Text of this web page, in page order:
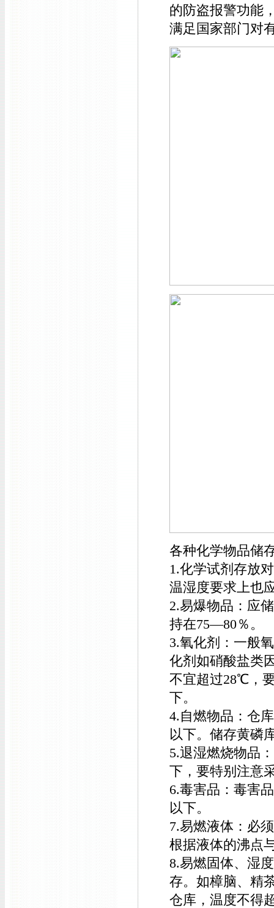
的防盗报警功能
满足国家部门对
各种化学物品储
1.化学试剂存放
温湿度要求上也
2.易爆物品：应
持在75—80％。
3.氧化剂：一般
化剂如硝酸盐类
不宜超过28℃，
下。
4.自燃物品：仓
以下。储存黄磷
5.退湿燃烧物品
下，要特别注意
6.毒害品：毒害
以下。
7.易燃液体：必
根据液体的沸点
8.易燃固体、湿
存。如樟脑、精
仓库，温度不得